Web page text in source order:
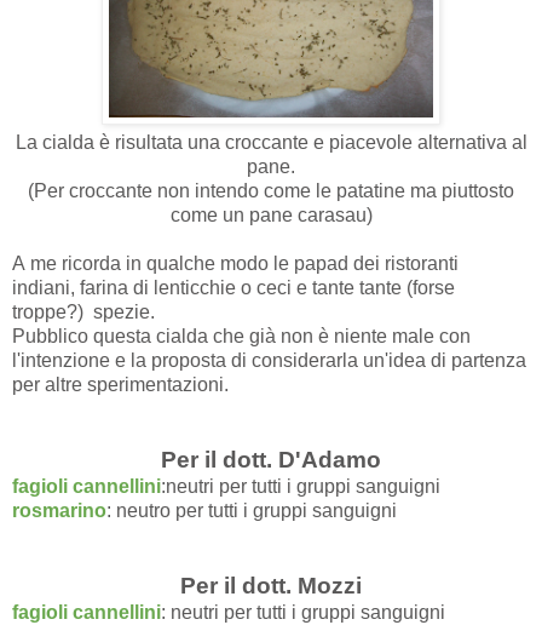
La cialda è risultata una croccante e piacevole alternativa al
pane.
(Per croccante non intendo come le patatine ma piuttosto
come un pane carasau)
A me ricorda in qualche modo le papad dei ristoranti
indiani, farina di lenticchie o ceci e tante tante (forse
troppe?) spezie.
Pubblico questa cialda che già non è niente male con
l'intenzione e la proposta di considerarla un'idea di partenza
per altre sperimentazioni.
Per il dott. D'Adamo
fagioli cannellini:neutri per tutti i gruppi sanguigni
rosmarino: neutro per tutti i gruppi sanguigni
Per il dott. Mozzi
fagioli cannellini: neutri per tutti i gruppi sanguigni